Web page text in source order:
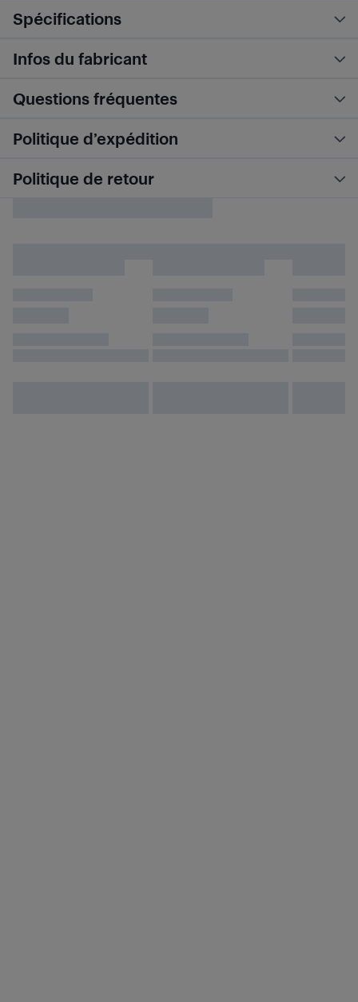
Spécifications
Infos du fabricant
Questions fréquentes
Politique d’expédition
Politique de retour